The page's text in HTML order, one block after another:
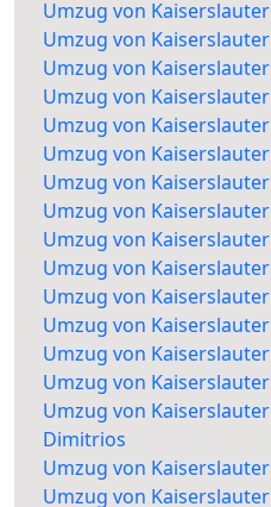
Umzug von
Umzug von
Umzug von
Umzug von
Umzug von
Umzug von
Umzug von
Umzug von
Umzug von
Umzug von
Umzug von
Umzug von
Umzug von
Umzug von
Umzug von
Dimitrios
Umzug von
Umzug von